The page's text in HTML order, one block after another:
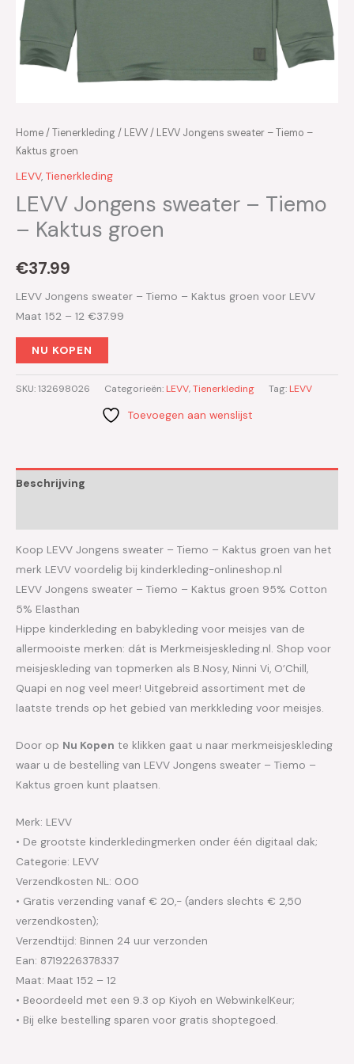
Home/Tienerkleding/ LEVV/ LEVV Jongens sweater – Tiemo –
Kaktus groen
LEVV, Tienerkleding
LEVV Jongens sweater – Tiemo
– Kaktus groen
€37.99
LEVV Jongens sweater – Tiemo – Kaktus groen voor LEVV
Maat 152 – 12 €37.99
NU KOPEN
SKU:132698026 Categorieën: LEVV,Tienerkleding Tag: LEVV
Toevoegen aan wenslijst
Beschrijving
Koop LEVV Jongens sweater – Tiemo – Kaktus groen van het
merk LEVV voordelig bij kinderkleding-onlineshop.nl
LEVV Jongens sweater – Tiemo – Kaktus groen 95% Cotton
5% Elasthan
Hippe kinderkleding en babykleding voor meisjes van de
allermooiste merken: dát is Merkmeisjeskleding.nl. Shop voor
meisjeskleding van topmerken als B.Nosy, Ninni Vi, O’Chill,
Quapi en nog veel meer! Uitgebreid assortiment met de
laatste trends op het gebied van merkkleding voor meisjes.
Door op Nu Kopen te klikken gaat u naar merkmeisjeskleding
waar u de bestelling van LEVV Jongens sweater – Tiemo –
Kaktus groen kunt plaatsen.
Merk: LEVV
• De grootste kinderkledingmerken onder één digitaal dak;
Categorie: LEVV
Verzendkosten NL: 0.00
• Gratis verzending vanaf € 20,- (anders slechts € 2,50
verzendkosten);
Verzendtijd: Binnen 24 uur verzonden
Ean: 8719226378337
Maat: Maat 152 – 12
• Beoordeeld met een 9.3 op Kiyoh en WebwinkelKeur;
• Bij elke bestelling sparen voor gratis shoptegoed.